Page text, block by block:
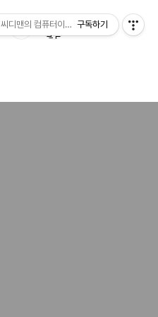
씨디맨의 컴퓨터이야기구독하기